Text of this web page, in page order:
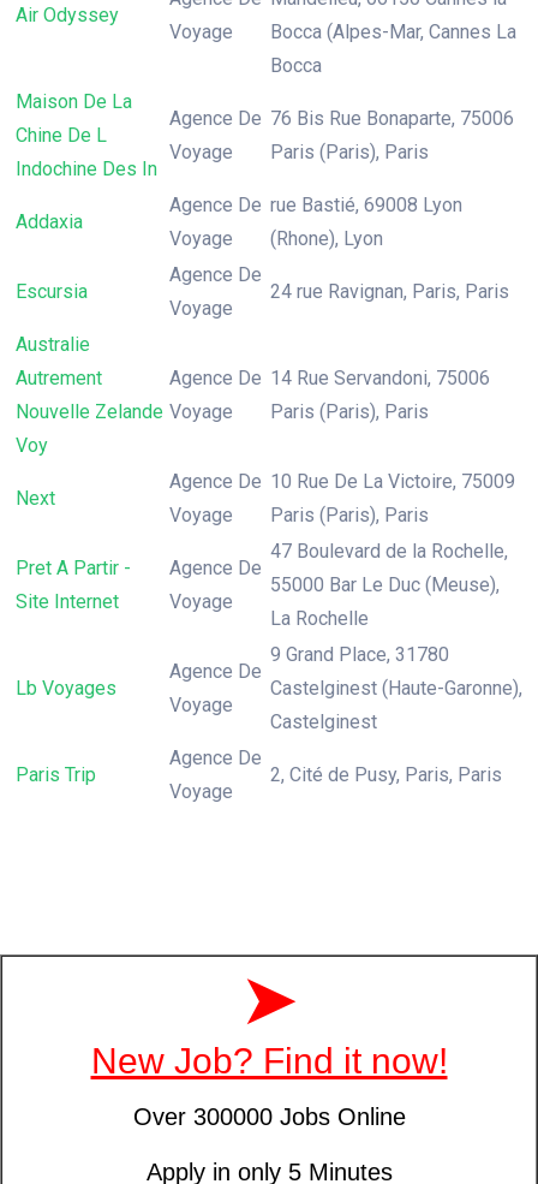
Air Odyssey
Voyage
Bocca (Alpes-Mar, Cannes La
Bocca
Maison De La
Chine De L
Indochine Des In
Agence De
Voyage
76 Bis Rue Bonaparte, 75006
Paris (Paris), Paris
Addaxia
Agence De
Voyage
rue Bastié, 69008 Lyon
(Rhone), Lyon
Escursia
Agence De
Voyage
24 rue Ravignan, Paris, Paris
Australie
Autrement
Nouvelle Zelande
Voy
Agence De
Voyage
14 Rue Servandoni, 75006
Paris (Paris), Paris
Next
Agence De
Voyage
10 Rue De La Victoire, 75009
Paris (Paris), Paris
Pret A Partir -
Site Internet
Agence De
Voyage
47 Boulevard de la Rochelle,
55000 Bar Le Duc (Meuse),
La Rochelle
Lb Voyages
Agence De
Voyage
9 Grand Place, 31780
Castelginest (Haute-Garonne),
Castelginest
Paris Trip
Agence De
Voyage
2, Cité de Pusy, Paris, Paris